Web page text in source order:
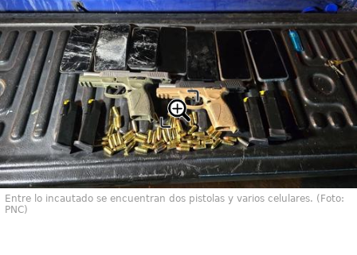
Entre lo incautado se encuentran dos pistolas y varios celulares. (Foto:
PNC)